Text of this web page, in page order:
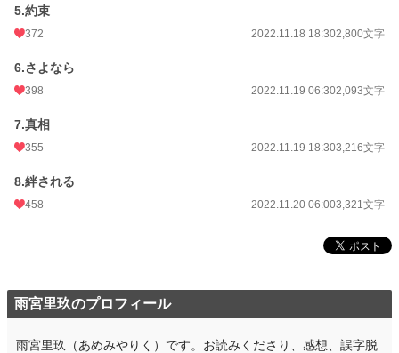
5.約束
372 2022.11.18 18:302,800文字
6.さよなら
398 2022.11.19 06:302,093文字
7.真相
355 2022.11.19 18:303,216文字
8.絆される
458 2022.11.20 06:003,321文字
雨宮里玖のプロフィール
雨宮里玖（あめみやりく）です。お読みくださり、感想、誤字脱